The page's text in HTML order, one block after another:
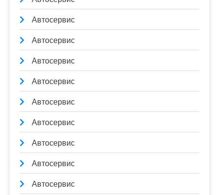
Автосервис
Автосервис
Автосервис
Автосервис
Автосервис
Автосервис
Автосервис
Автосервис
Автосервис